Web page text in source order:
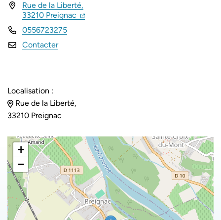
INFOS UTILES
Rue de la Liberté,
33210 Preignac (ouverture dans un nouvel onglet)
(ouverture dans un nouvel onglet)
0556723275
Contacter
Localisation :
Rue de la Liberté,
33210 Preignac
+
−